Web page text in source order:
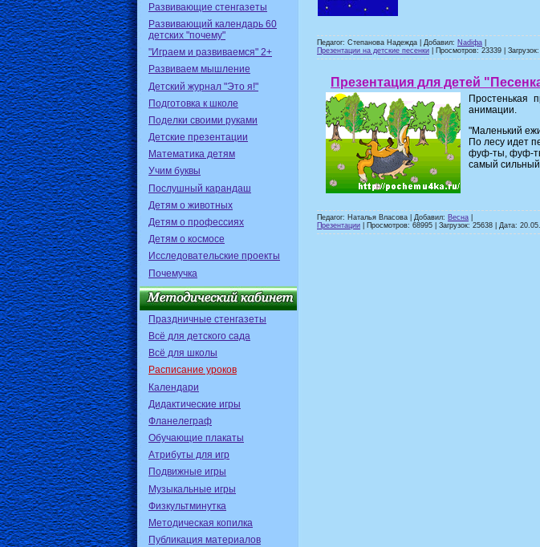
Развивающие стенгазеты
Развивающий календарь 60
детских "почему"
"Играем и развиваемся" 2+
Развиваем мышление
Детский журнал "Это я!"
Подготовка к школе
Поделки своими руками
Детские презентации
Математика детям
Учим буквы
Послушный карандаш
Детям о животных
Детям о профессиях
Детям о космосе
Исследовательские проекты
Почемучка
Праздничные стенгазеты
Всё для детского сада
Всё для школы
Расписание уроков
Календари
Дидактические игры
Фланелеграф
Обучающие плакаты
Атрибуты для игр
Подвижные игры
Музыкальные игры
Физкультминутка
Методическая копилка
Публикация материалов
Педагог: Степанова Надежда | Добавил: Nadiфа
Презентации на детские песенки | Просмотров: 23339 |
Презентация для детей
Простенькая
анимации.
"Маленький
По лесу идет
фуф-ты, фуф-
самый сильный
Педагог: Наталья Власова | Добавил: Весна
Презентации | Просмотров: 68995 | Загрузок: 25638 | Дата: